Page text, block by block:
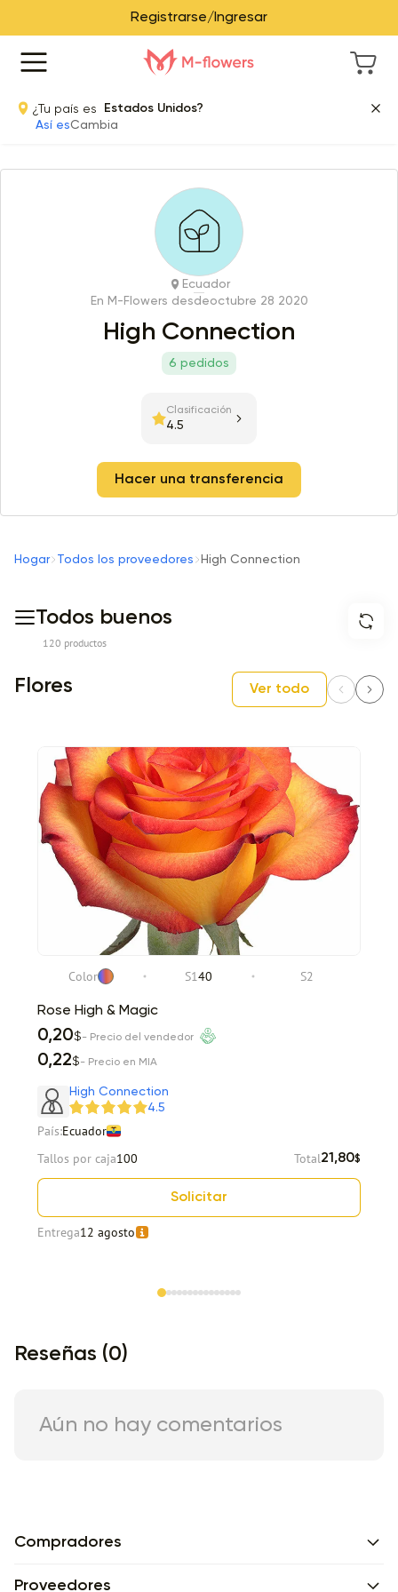
Registrarse/Ingresar
¿Tu país es
Estados Unidos?
Así esCambia
Ecuador
En M-Flowers desdeoctubre 28 2020
High Connection
6 pedidos
Clasificación
4.5
Hacer una transferencia
Hogar Todos los proveedores High Connection
Todos buenos
120 productos
Flores Ver todo
Color S140 S2
Rose High & Magic
0,20$- Precio del vendedor
0,22$- Precio en MIA
High Connection
4.5
País:Ecuador
Tallos por caja100 Total21,80$
Solicitar
Entrega12 agosto
Reseñas (0)
Aún no hay comentarios
Compradores
Proveedores